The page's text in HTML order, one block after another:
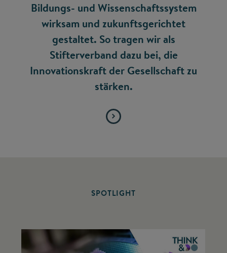
Bildungs- und Wissenschaftssystem
wirksam und zukunftsgerichtet
gestaltet. So tragen wir als
Stifterverband dazu bei, die
Innovationskraft der Gesellschaft zu
stärken.
SPOTLIGHT